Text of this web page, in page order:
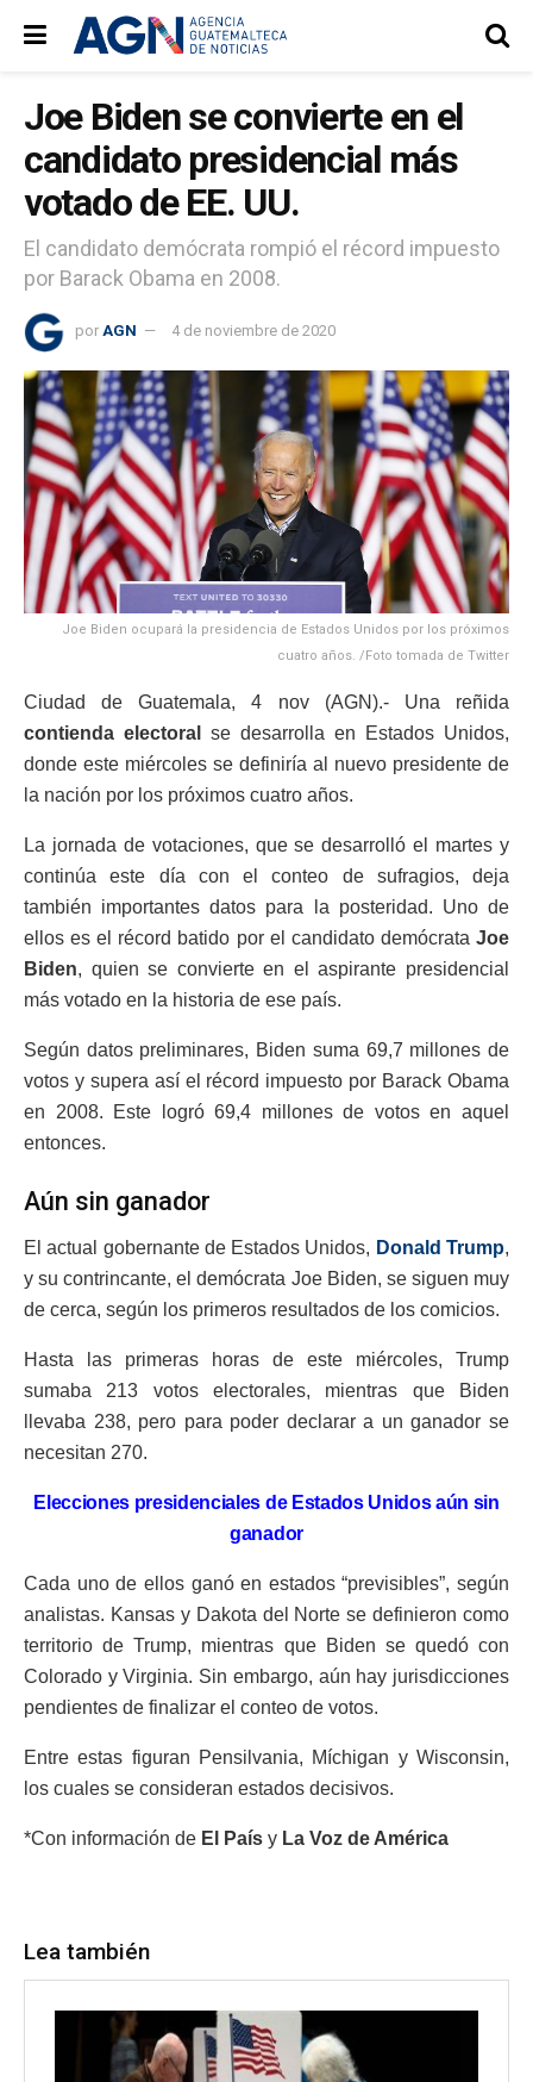
Joe Biden se convierte en el
candidato presidencial más
votado de EE. UU.
El candidato demócrata rompió el récord impuesto
por Barack Obama en 2008.
por AGN 4 de noviembre de 2020
Joe Biden ocupará la presidencia de Estados Unidos por los próximos
cuatro años. /Foto tomada de Twitter
Ciudad de Guatemala, 4 nov (AGN).- Una reñida
contienda electoral
se desarrolla en Estados Unidos,
donde este miércoles se definiría al nuevo presidente de
la nación por los próximos cuatro años.
La jornada de votaciones, que se desarrolló el martes y
continúa este día con el conteo de sufragios, deja
también importantes datos para la posteridad. Uno de
ellos es el récord batido por el candidato demócrata Joe
Biden, quien se convierte en el aspirante presidencial
más votado en la historia de ese país.
Según datos preliminares, Biden suma 69,7 millones de
votos y supera así el récord impuesto por Barack Obama
en 2008. Este logró 69,4 millones de votos en aquel
entonces.
Aún sin ganador
El actual gobernante de Estados Unidos, Donald Trump,
y su contrincante, el demócrata Joe Biden, se siguen muy
de cerca, según los primeros resultados de los comicios.
Hasta las primeras horas de este miércoles, Trump
sumaba 213 votos electorales, mientras que Biden
llevaba 238, pero para poder declarar a un ganador se
necesitan 270.
Elecciones presidenciales de Estados Unidos aún sin
ganador
Cada uno de ellos ganó en estados “previsibles”, según
analistas. Kansas y Dakota del Norte se definieron como
territorio de Trump, mientras que Biden se quedó con
Colorado y Virginia. Sin embargo, aún hay jurisdicciones
pendientes de finalizar el conteo de votos.
Entre estas figuran Pensilvania, Míchigan y Wisconsin,
los cuales se consideran estados decisivos.
*Con información de El País y La Voz de América
Lea también